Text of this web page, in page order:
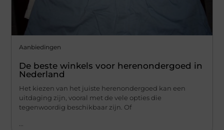
Aanbiedingen
De beste winkels voor herenondergoed in
Nederland
Het kiezen van het juiste herenondergoed kan een
uitdaging zijn, vooral met de vele opties die
tegenwoordig beschikbaar zijn. Of